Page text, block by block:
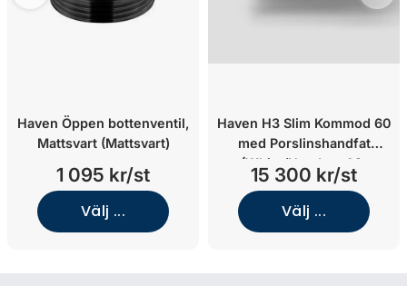
Haven Öppen bottenventil,
Mattsvart (Mattsvart)
1 095 kr/st
Välj ...
Haven H3 Slim Kommod 60
med Porslinshandfat
(White/Handtag A2.
05/Koppar)
15 300 kr/st
Välj ...